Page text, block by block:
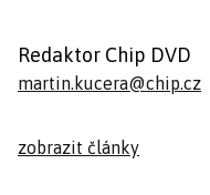
Redaktor Chip DVD
martin.kucera@chip.cz
zobrazit články